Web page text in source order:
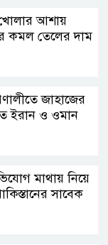
আশায়
কমল তেলের দাম
জাহাজের
ইরান ও ওমান
মাথায় নিয়ে
সাবেক